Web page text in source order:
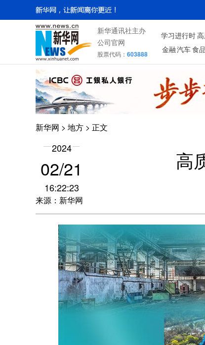
新华通讯社主办
公司官网
股票代码： 603888
学习进行时
金融 汽车 食品
新华网 > 地方 > 正文
2024
02/21
16:22:23
来源：新华网
高